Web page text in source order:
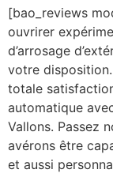
[bao_reviews
ouvrirer
d’arrosage
votre
totale
automatique
Vallons. Passez
avérons être
et aussi